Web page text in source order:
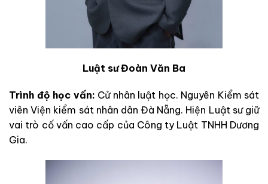
Luật sư Đoàn Văn Ba
Trình độ học vấn: Cử nhân luật học. Nguyên Kiểm sát
viên Viện kiểm sát nhân dân Đà Nẵng. Hiện Luật sư giữ
vai trò cố vấn cao cấp của Công ty Luật TNHH Dương
Gia.